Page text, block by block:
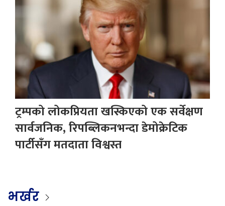
ट्रम्पको लोकप्रियता खस्किएको एक सर्वेक्षण
सार्वजनिक, रिपब्लिकनभन्दा डेमोक्रेटिक
पार्टीसँग मतदाता विश्वस्त
भर्खर